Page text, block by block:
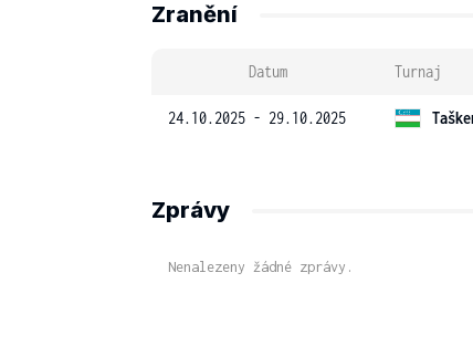
Zranění
Datum Turnaj
24.10.2025 - 29.10.2025
Zprávy
Nenalezeny žádné zprávy.